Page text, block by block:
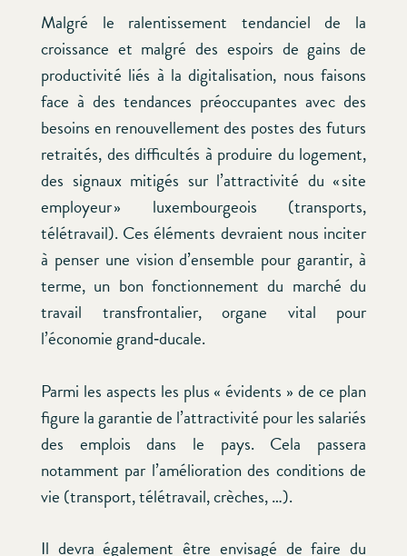
Malgré le ralentissement tendanciel de la
croissance et malgré des espoirs de gains de
productivité liés à la digitalisation, nous faisons
face à des tendances préoccupantes avec des
besoins en renouvellement des postes des futurs
retraités, des difficultés à produire du logement,
des signaux mitigés sur l’attractivité du « site
employeur » luxembourgeois (transports,
télétravail). Ces éléments devraient nous inciter
à penser une vision d’ensemble pour garantir, à
terme, un bon fonctionnement du marché du
travail transfrontalier, organe vital pour
l’économie grand‑ducale.
Parmi les aspects les plus « évidents » de ce plan
figure la garantie de l’attractivité pour les salariés
des emplois dans le pays. Cela passera
notamment par l’amélioration des conditions de
vie (transport, télétravail, crèches, …).
Il devra également être envisagé de faire du